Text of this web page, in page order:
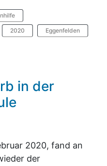
2020 Eggenfelden
in der
2020, fand an
der